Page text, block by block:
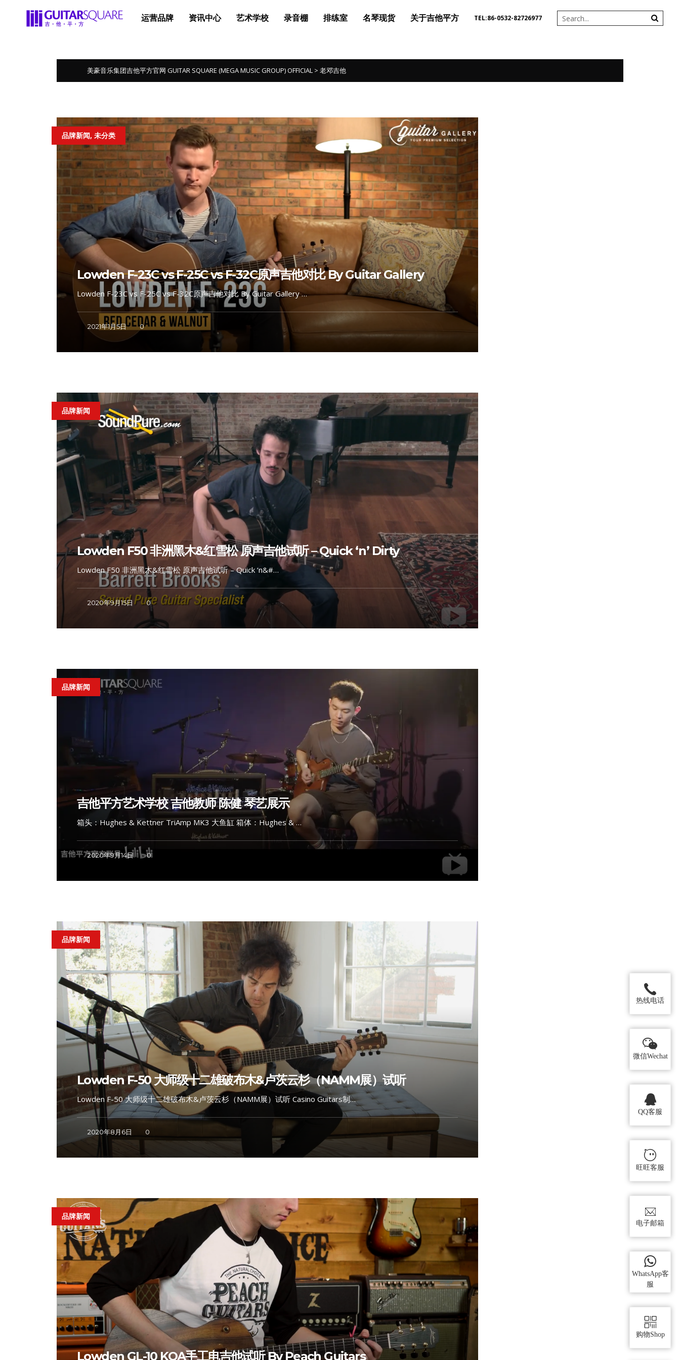
运营品牌 资讯中心 艺术学校 录音棚 排练室 名琴现货 关于吉他平方 TEL:86-0532-82726977
美豪音乐集团吉他平方官网 GUITAR SQUARE (MEGA MUSIC GROUP) OFFICIAL > 老邓吉他
品牌新闻, 未分类
Lowden F-23C vs F-25C vs F-32C原声吉他对比 By Guitar Gallery
Lowden F-23C vs F-25C vs F-32C原声吉他对比 By Guitar Gallery …
2021年1月5日 0
品牌新闻
Lowden F50 非洲黑木&红雪松 原声吉他试听 – Quick ‘n’ Dirty
Lowden F50 非洲黑木&红雪松 原声吉他试听 – Quick ‘n&#…
2020年9月15日 0
品牌新闻
吉他平方艺术学校 吉他教师 陈健 琴艺展示
箱头：Hughes & Kettner TriAmp MK3 大鱼缸 箱体：Hughes & …
2020年9月14日 0
品牌新闻
Lowden F-50 大师级十二雄破布木&卢茨云杉（NAMM展）试听
Lowden F-50 大师级十二雄破布木&卢茨云杉（NAMM展）试听 Casino Guitars制…
2020年8月6日 0
品牌新闻
Lowden GL-10 KOA手工电吉他试听 By Peach Guitars
热线电话
微信Wechat
QQ客服
旺旺客服
电子邮箱
WhatsApp客
服
购物Shop